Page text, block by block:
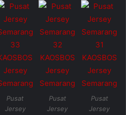
Pusat
Jersey
Pusat
Jersey
Pusat
Jersey